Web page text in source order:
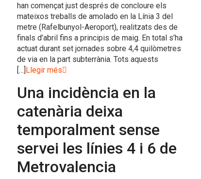
han començat just després de concloure els
mateixos treballs de amolado en la Línia 3 del
metre (Rafelbunyol-Aeroport), realitzats des de
finals d’abril fins a principis de maig. En total s’ha
actuat durant set jornades sobre 4,4 quilòmetres
de via en la part subterrània. Tots aquests
[…]Llegir més
Una incidència en la
catenària deixa
temporalment sense
servei les línies 4 i 6 de
Metrovalencia